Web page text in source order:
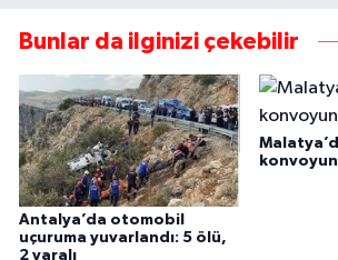
Bunlar da ilginizi çekebilir
Antalya’da otomobil
uçuruma yuvarlandı: 5 ölü,
2 yaralı